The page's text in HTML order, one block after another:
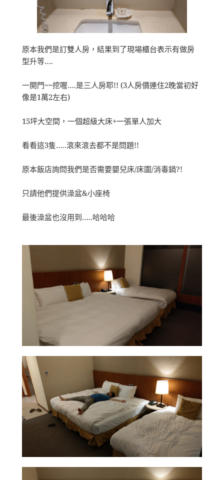
原本我們是訂雙人房，結果到了現場櫃台表示有做房
型升等….
一開門~~挖喔….是三人房耶!! (3人房價連住2晚當初好
像是1萬2左右)
15坪大空間，一個超級大床+一張單人加大
看看這3隻…..滾來滾去都不是問題!!
原本飯店詢問我們是否需要嬰兒床/床圍/消毒鍋?!
只請他們提供澡盆&小座椅
最後澡盆也沒用到…..哈哈哈